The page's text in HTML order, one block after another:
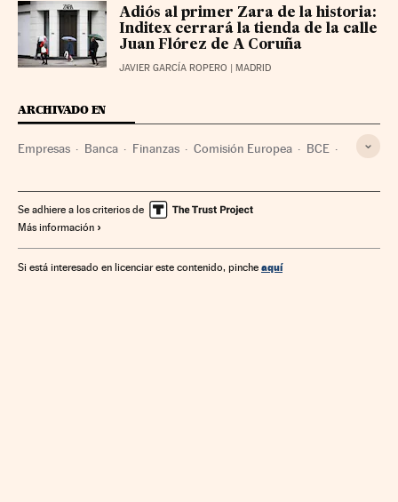
Adiós al primer Zara de la historia:
Inditex cerrará la tienda de la calle
Juan Flórez de A Coruña
JAVIER GARCÍA ROPERO | MADRID
ARCHIVADO EN
Empresas Banca Finanzas Comisión Europea BCE
Se adhiere a los criterios de
Más información
Si está interesado en licenciar este contenido, pinche aquí